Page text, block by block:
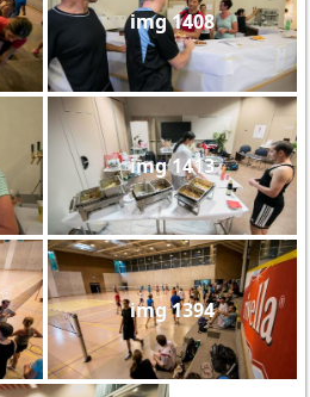
img 1408
img 1413
img 1394